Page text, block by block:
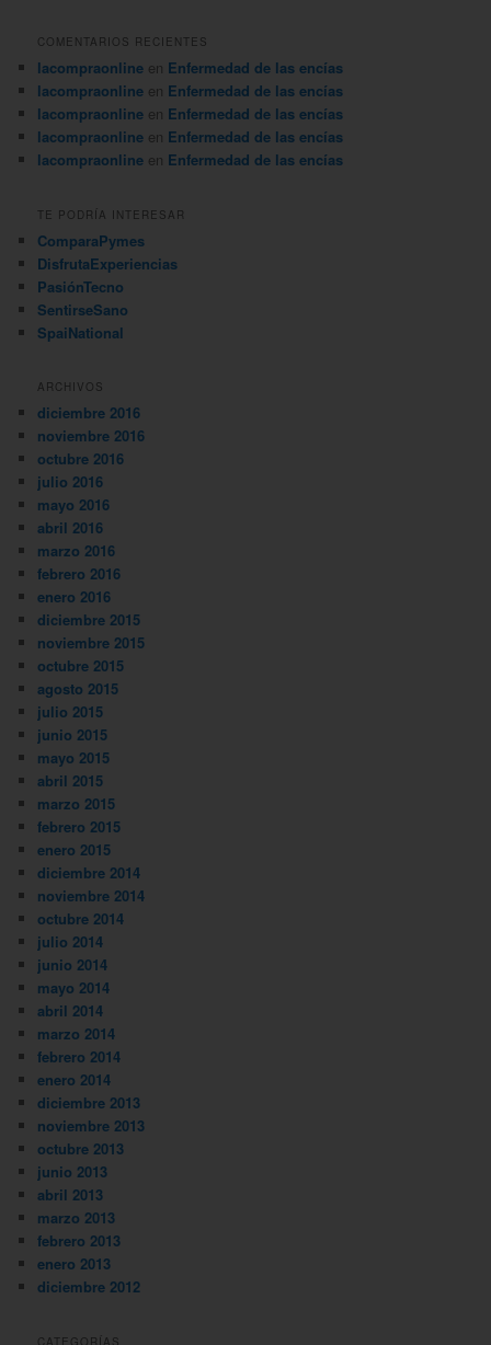
COMENTARIOS RECIENTES
lacompraonline en Enfermedad de las encías
lacompraonline en Enfermedad de las encías
lacompraonline en Enfermedad de las encías
lacompraonline en Enfermedad de las encías
lacompraonline en Enfermedad de las encías
TE PODRÍA INTERESAR
ComparaPymes
DisfrutaExperiencias
PasiónTecno
SentirseSano
SpaiNational
ARCHIVOS
diciembre 2016
noviembre 2016
octubre 2016
julio 2016
mayo 2016
abril 2016
marzo 2016
febrero 2016
enero 2016
diciembre 2015
noviembre 2015
octubre 2015
agosto 2015
julio 2015
junio 2015
mayo 2015
abril 2015
marzo 2015
febrero 2015
enero 2015
diciembre 2014
noviembre 2014
octubre 2014
julio 2014
junio 2014
mayo 2014
abril 2014
marzo 2014
febrero 2014
enero 2014
diciembre 2013
noviembre 2013
octubre 2013
junio 2013
abril 2013
marzo 2013
febrero 2013
enero 2013
diciembre 2012
CATEGORÍAS